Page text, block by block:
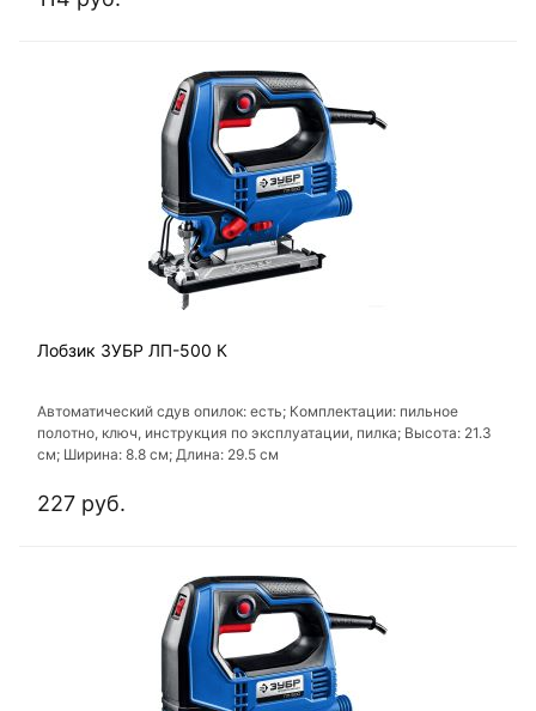
Лобзик ЗУБР ЛП-500 К
Автоматический сдув опилок: есть; Комплектации: пильное
полотно, ключ, инструкция по эксплуатации, пилка; Высота: 21.3
см; Ширина: 8.8 см; Длина: 29.5 см
227 руб.